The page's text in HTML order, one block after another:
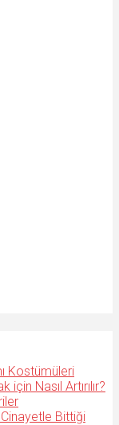
Kostümüleri
Nasıl Artırılır?
Cinayetle Bittiği